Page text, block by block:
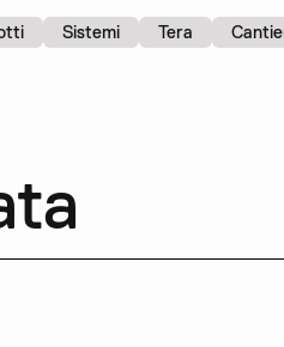
Sistemi Tera